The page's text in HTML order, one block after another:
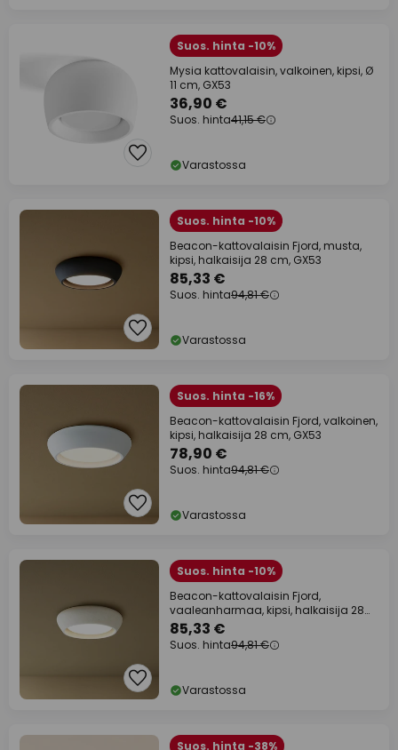
Suos. hinta -10%
Mysia kattovalaisin, valkoinen, kipsi, Ø
11 cm, GX53
36,90 €
Suos. hinta41,15 €
Varastossa
Suos. hinta -10%
Beacon-kattovalaisin Fjord, musta,
kipsi, halkaisija 28 cm, GX53
85,33 €
Suos. hinta94,81 €
Varastossa
Suos. hinta -16%
Beacon-kattovalaisin Fjord, valkoinen,
kipsi, halkaisija 28 cm, GX53
78,90 €
Suos. hinta94,81 €
Varastossa
Suos. hinta -10%
Beacon-kattovalaisin Fjord,
vaaleanharmaa, kipsi, halkaisija 28
cm, GX53
85,33 €
Suos. hinta94,81 €
Varastossa
Suos. hinta -38%